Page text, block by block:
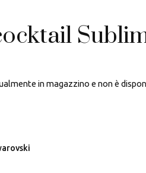
in magazzino e non è